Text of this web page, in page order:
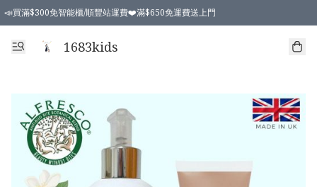
📣買滿$300免智能櫃/順豐站運費❤️滿$650免運費送上門
📣買滿$300免智能櫃/順豐站運費❤️滿$650免運費送上門
1683kids